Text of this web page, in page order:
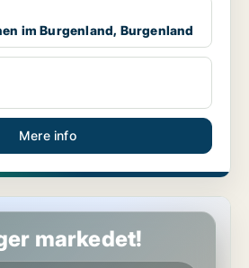
im Burgenland, Burgenland
Mere info
Burgenland
markedet!